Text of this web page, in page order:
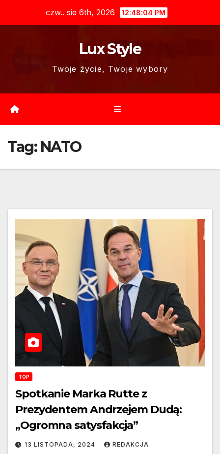
czw.. sie 6th, 2026 12:48:05 PM
Lux Style
Twoje życie, Twoje wybory
Tag: NATO
TOP
Spotkanie Marka Rutte z
Prezydentem Andrzejem Dudą:
„Ogromna satysfakcja”
13 LISTOPADA, 2024 REDAKCJA